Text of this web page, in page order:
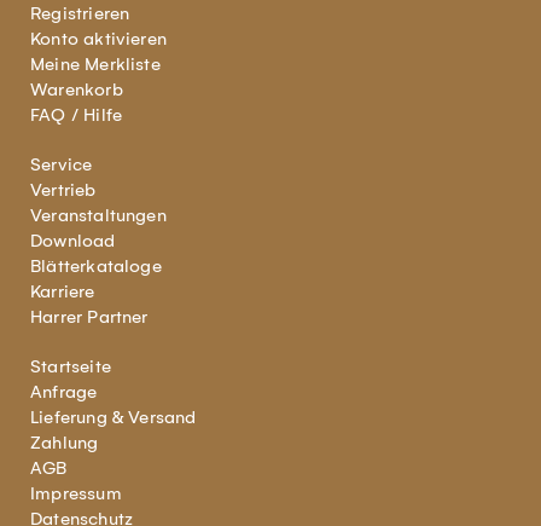
Registrieren
Konto aktivieren
Meine Merkliste
Warenkorb
FAQ / Hilfe
Service
Vertrieb
Veranstaltungen
Download
Blätterkataloge
Karriere
Harrer Partner
Startseite
Anfrage
Lieferung & Versand
Zahlung
AGB
Impressum
Datenschutz